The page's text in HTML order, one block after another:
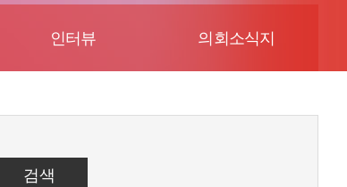
인터뷰 의회소식지